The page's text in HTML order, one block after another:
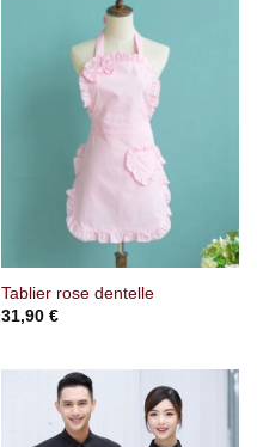
Tablier rose dentelle
31,90 €